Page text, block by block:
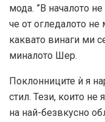
мода. ”В началото
че от огледалото
каквато винаги ми
миналото Шер.
Поклонниците ѝ я
стил. Тези, които не
на най-безвкусно